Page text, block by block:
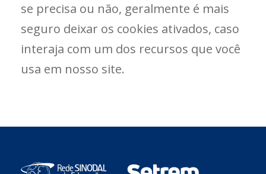
se precisa ou não, geralmente é mais
seguro deixar os cookies ativados, caso
interaja com um dos recursos que você
usa em nosso site.